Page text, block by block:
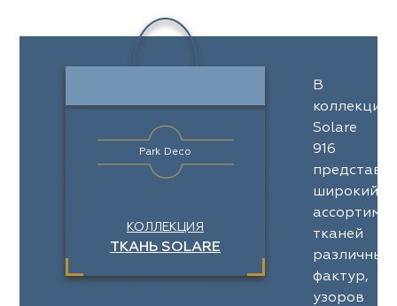
Park Deco
КОЛЛЕКЦИЯ
ТКАНЬ SOLARE
В
коллекции
Solare
916
широкий
тканей
различных
фактур,
узоров